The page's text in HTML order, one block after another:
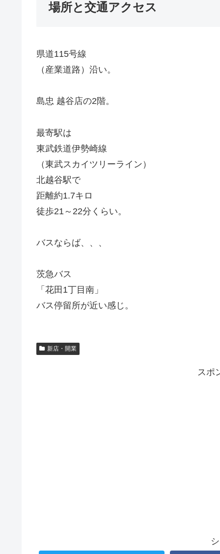
場所と交通アクセス
県道115号線
（産業道路）沿い。
島忠 越谷店の2階。
最寄駅は
東武鉄道伊勢崎線
（東武スカイツリーライン）
北越谷駅で
距離約1.7キロ
徒歩21～22分くらい。
バスならば、、、
茨急バス
「花田1丁目南」
バス停留所が近い感じ。
新店・開業
スポ